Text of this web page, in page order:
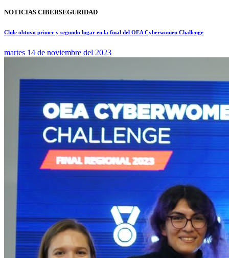
NOTICIAS CIBERSEGURIDAD
Chile obtuvo primer y segundo lugar en la final del OEA Cyberwomen Challenge
martes 14 de noviembre del 2023